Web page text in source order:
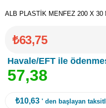
ALB PLASTİK MENFEZ 200 X 30
₺63,75
Havale/EFT ile
57,38
₺10,63 ' den başlayan